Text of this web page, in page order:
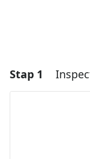
Stap 1